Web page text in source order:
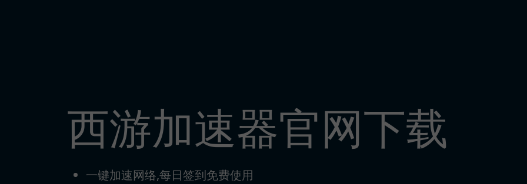
西游加速器官网下载
一键加速网络,每日签到免费使用